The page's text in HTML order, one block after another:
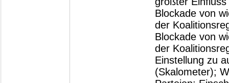
Blockade von
der
Blockade von
der
Einstellung zu
(Skalometer);